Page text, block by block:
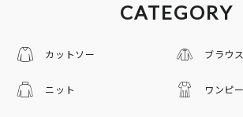
CATEGORY
カットソー ブラウス
ニット ワンピ